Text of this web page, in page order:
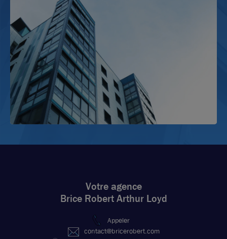
Votre agence
Brice Robert Arthur Loyd
Appeler
contact@bricerobert.com